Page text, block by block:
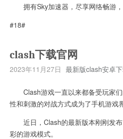
拥有Sky加速器，尽享网络畅游，
#18#
clash下载官网
2023年11月27日 最新版clash安卓
Clash游戏一直以来都备受玩家们
性和刺激的对战方式成为了手机游戏
近日，Clash的最新版本刚刚发布
彩的游戏模式。